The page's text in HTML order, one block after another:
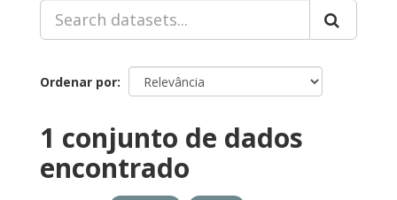
Ordenar por
1 conjunto de dados
encontrado